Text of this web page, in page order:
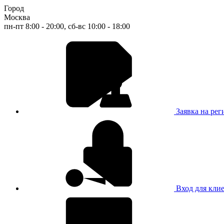
Город
Москва
пн-пт 8:00 - 20:00, сб-вс 10:00 - 18:00
Заявка на
Вход для